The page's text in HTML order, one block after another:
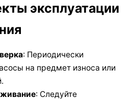
эксплуатации
: Периодически
на предмет износа или
: Следуйте